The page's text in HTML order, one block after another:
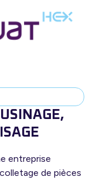
entreprise
de pièces